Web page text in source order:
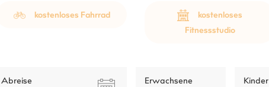
kostenloses Fahrrad
kostenloses
Fitnessstudio
Abreise Erwachsene Kinder